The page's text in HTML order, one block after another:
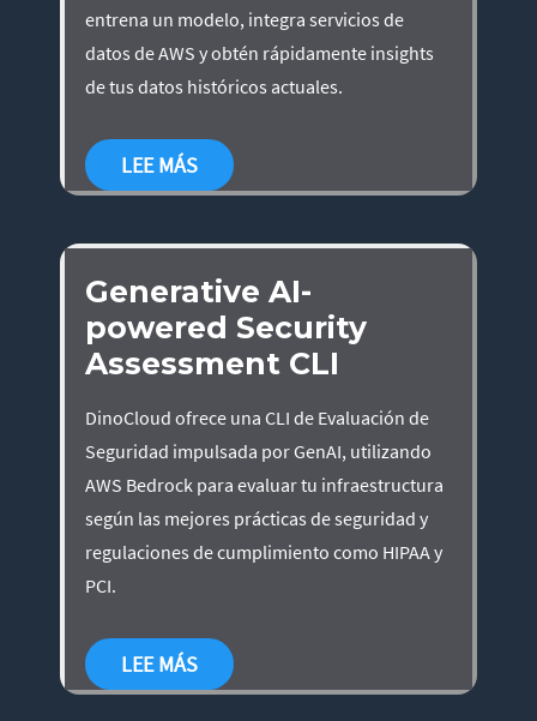
entrena un modelo, integra servicios de
datos de AWS y obtén rápidamente insights
de tus datos históricos actuales.
LEE MÁS
Generative AI-
powered Security
Assessment CLI
DinoCloud ofrece una CLI de Evaluación de
Seguridad impulsada por GenAI, utilizando
AWS Bedrock para evaluar tu infraestructura
según las mejores prácticas de seguridad y
regulaciones de cumplimiento como HIPAA y
PCI.
LEE MÁS